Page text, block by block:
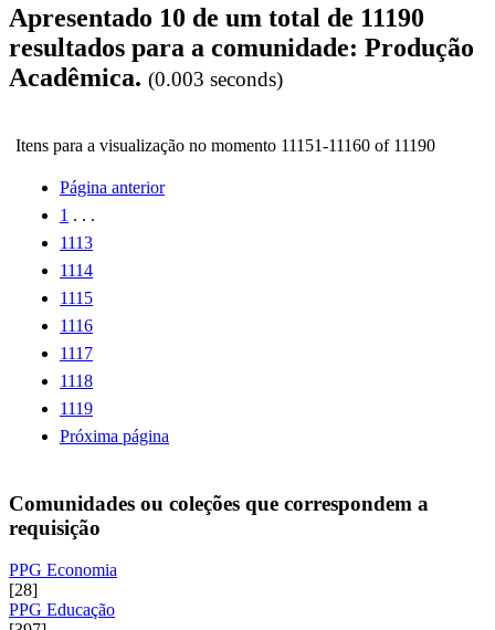
Apresentado 10 de um total de 11190
resultados para a comunidade: Produção
Acadêmica. (0.003 seconds)
Itens para a visualização no momento 11151-11160 of 11190
Página anterior
1 . . .
1113
1114
1115
1116
1117
1118
1119
Próxima página
Comunidades ou coleções que correspondem a
requisição
PPG Economia
[28]
PPG Educação